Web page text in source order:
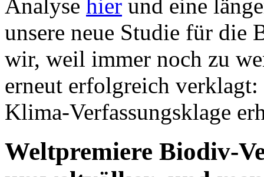
Analyse hier und eine
unsere neue Studie für die
wir, weil immer noch zu
erneut erfolgreich verklagt:
Klima-Verfassungsklage
Weltpremiere Biodiv-